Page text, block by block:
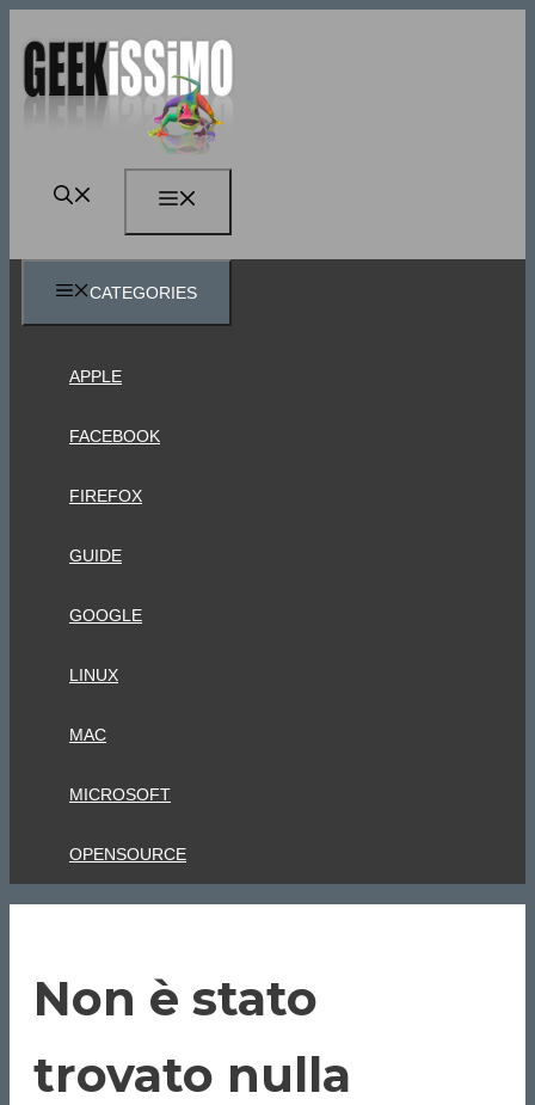
contenuto
CATEGORIES
APPLE
FACEBOOK
FIREFOX
GUIDE
GOOGLE
LINUX
MAC
MICROSOFT
OPENSOURCE
Non è stato
trovato nulla